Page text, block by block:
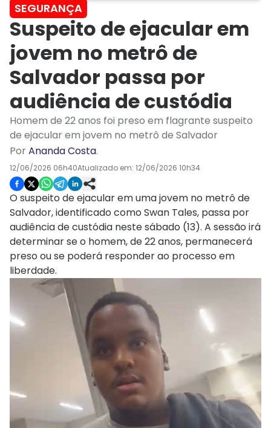
SEGURANÇA
Suspeito de ejacular em
jovem no metrô de
Salvador passa por
audiência de custódia
Homem de 22 anos foi preso em flagrante suspeito
de ejacular em jovem no metrô de Salvador
PorAnanda Costa.
12/06/2026 06h40Atualizado em: 12/06/2026 10h34
O suspeito de ejacular em uma jovem no metrô de
Salvador, identificado como Swan Tales, passa por
audiência de custódia neste sábado (13). A sessão irá
determinar se o homem, de 22 anos, permanecerá
preso ou se poderá responder ao processo em
liberdade.